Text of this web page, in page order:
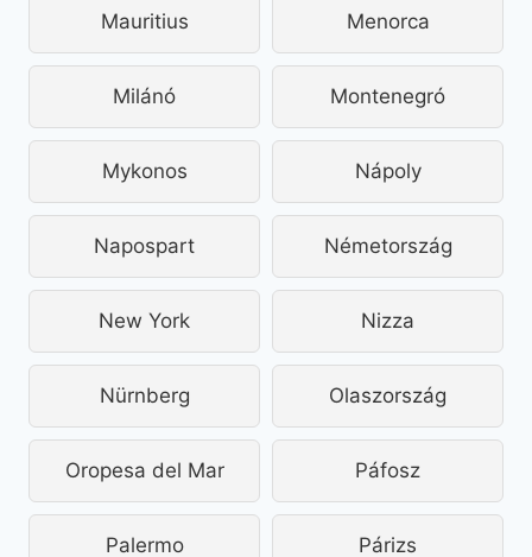
Mauritius Menorca
Milánó Montenegró
Mykonos Nápoly
Napospart Németország
New York Nizza
Nürnberg Olaszország
Oropesa del Mar Páfosz
Palermo Párizs